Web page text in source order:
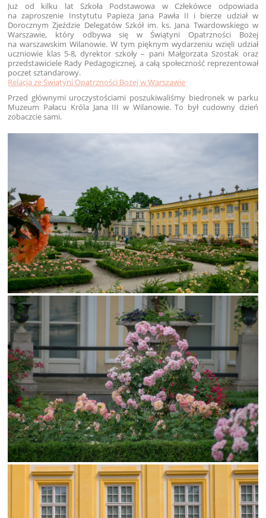
Już od kilku lat Szkoła Podstawowa w Człekówce odpowiada
na zaproszenie Instytutu Papieża Jana Pawła II i bierze udział w
Dorocznym Zjeździe Delegatów Szkół im. ks. Jana Twardowskiego w
Warszawie, który odbywa się w Świątyni Opatrzności Bożej
na warszawskim Wilanowie. W tym pięknym wydarzeniu wzięli udział
uczniowie klas 5-8, dyrektor szkoły – pani Małgorzata Szostak oraz
przedstawiciele Rady Pedagogicznej, a całą społeczność reprezentował
poczet sztandarowy.
Relacja ze Świątyni Opatrzności Bożej w Warszawie
Przed głównymi uroczystościami poszukiwaliśmy biedronek w parku
Muzeum Pałacu Króla Jana III w Wilanowie. To był cudowny dzień
zobaczcie sami.